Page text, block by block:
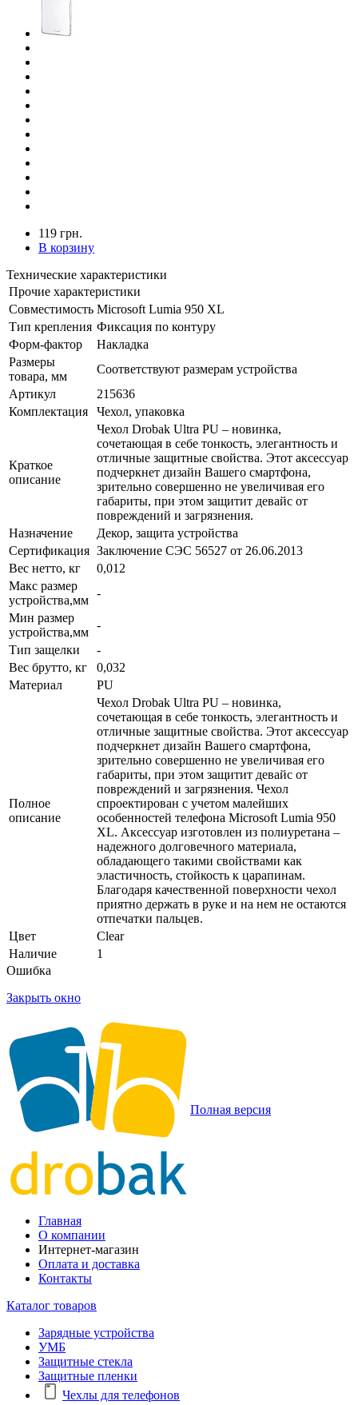
119 грн.
В корзину
Технические характеристики
Прочие характеристики
Совместимость Microsoft Lumia 950 XL
Тип крепления Фиксация по контуру
Форм-фактор
Накладка
Размеры
товара, мм
Соответствуют размерам устройства
Артикул
215636
Комплектация
Чехол, упаковка
Краткое
описание
Чехол Drobak Ultra PU – новинка,
сочетающая в себе тонкость, элегантность и
отличные защитные свойства. Этот аксессуар
подчеркнет дизайн Вашего смартфона,
зрительно совершенно не увеличивая его
габариты, при этом защитит девайс от
повреждений и загрязнения.
Назначение
Декор, защита устройства
Сертификация Заключение СЭС 56527 от 26.06.2013
Вес нетто, кг
0,012
Макс размер
устройства,мм
-
Мин размер
устройства,мм
-
Тип защелки
-
Вес брутто, кг
0,032
Материал
PU
Полное
описание
Чехол Drobak Ultra PU – новинка,
сочетающая в себе тонкость, элегантность и
отличные защитные свойства. Этот аксессуар
подчеркнет дизайн Вашего смартфона,
зрительно совершенно не увеличивая его
габариты, при этом защитит девайс от
повреждений и загрязнения. Чехол
спроектирован с учетом малейших
особенностей телефона Microsoft Lumia 950
XL. Аксессуар изготовлен из полиуретана –
надежного долговечного материала,
обладающего такими свойствами как
эластичность, стойкость к царапинам.
Благодаря качественной поверхности чехол
приятно держать в руке и на нем не остаются
отпечатки пальцев.
Цвет
Clear
Наличие
1
Ошибка
Закрыть окно
Полная версия
Главная
О компании
Интернет-магазин
Оплата и доставка
Контакты
Каталог товаров
Зарядные устройства
УМБ
Защитные стекла
Защитные пленки
Чехлы для телефонов